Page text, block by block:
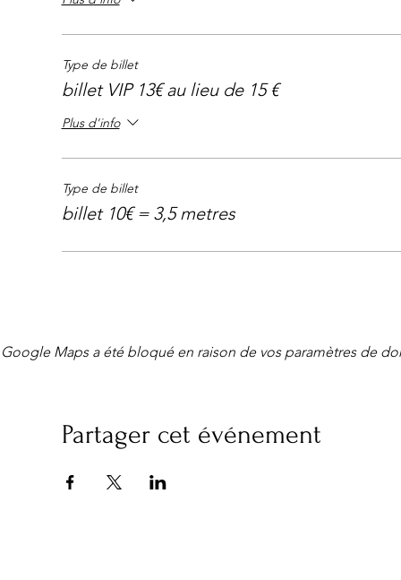
Type de billet
billet VIP 13€ au lieu de 15 €
Plus d'info
Type de billet
billet 10€ = 3,5 metres
Google Maps a été bloqué en raison de vos paramètres de
Partager cet événement